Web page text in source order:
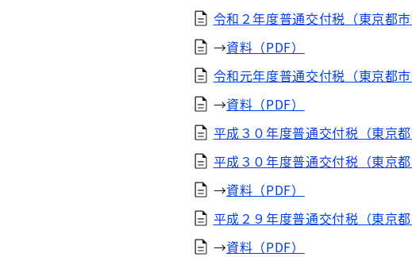
令和２年度普通交付税（東京都
→資料（PDF）
令和元年度普通交付税（東京都
→資料（PDF）
平成３０年度普通交付税（東京
平成３０年度普通交付税（東京
→資料（PDF）
平成２９年度普通交付税（東京
→資料（PDF）